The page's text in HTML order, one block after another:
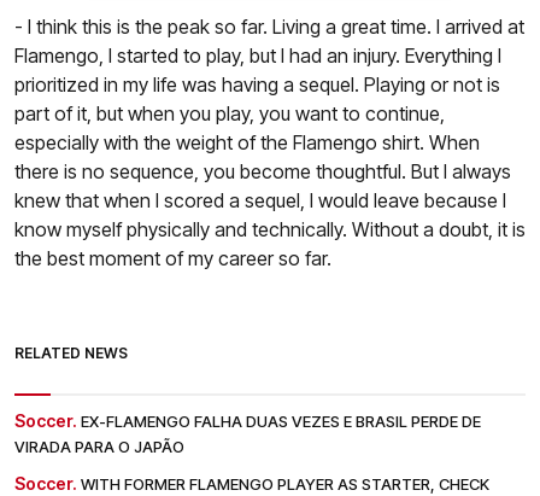
- I think this is the peak so far. Living a great time. I arrived at
Flamengo, I started to play, but I had an injury. Everything I
prioritized in my life was having a sequel. Playing or not is
part of it, but when you play, you want to continue,
especially with the weight of the Flamengo shirt. When
there is no sequence, you become thoughtful. But I always
knew that when I scored a sequel, I would leave because I
know myself physically and technically. Without a doubt, it is
the best moment of my career so far.
RELATED NEWS
Soccer. EX-FLAMENGO FALHA DUAS VEZES E BRASIL PERDE DE
VIRADA PARA O JAPÃO
Soccer. WITH FORMER FLAMENGO PLAYER AS STARTER, CHECK